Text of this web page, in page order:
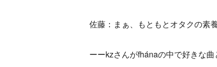
佐藤：まぁ、もともとオタクの素
ーーkzさんがfhánaの中で好きな曲